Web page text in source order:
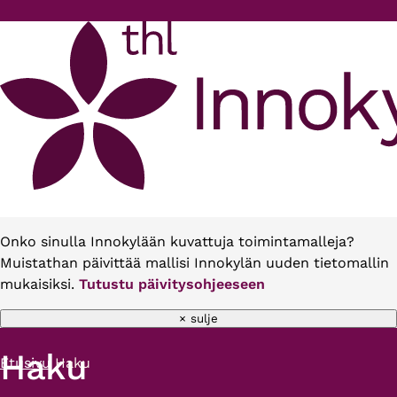
Onko sinulla Innokylään kuvattuja toimintamalleja?
Muistathan päivittää mallisi Innokylän uuden tietomallin
mukaisiksi. Tutustu päivitysohjeeseen
× sulje
Murupolku
Etusivu Haku
Haku